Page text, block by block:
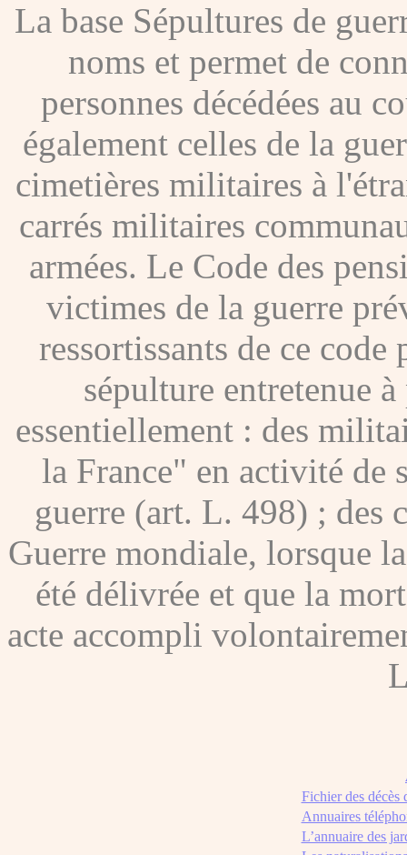
La base Sépultures de
noms et permet de
personnes décédées au
également celles de la
cimetières militaires à
carrés militaires
armées. Le Code des
victimes de la guerre
ressortissants de ce code
sépulture entretenue
essentiellement : des
la France" en activité de
guerre (art. L. 498) ; des
Guerre mondiale, lorsque
été délivrée et que la
acte accompli
Fichier des décès
Annuaires
L’annuaire des